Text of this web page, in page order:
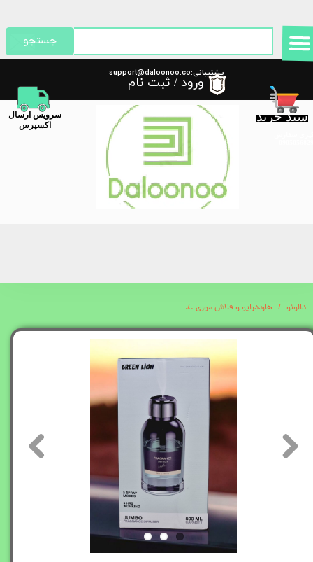
پشتیبانی:support@daloonoo.co
m
سبد خرید
​سرویس ارسال
اکسپرس
جستجو
ورود / ثبت نام
حساب کاربری من
تغییر گذر واژه
سفارشات
خروج از حساب کاربری
دالونو هارددرایو و فلاش موری